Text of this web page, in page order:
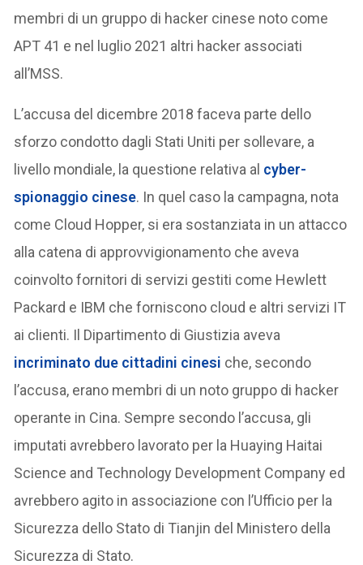
membri di un gruppo di hacker cinese noto come
APT 41 e nel luglio 2021 altri hacker associati
all’MSS.
L’accusa del dicembre 2018 faceva parte dello
sforzo condotto dagli Stati Uniti per sollevare, a
livello mondiale, la questione relativa al cyber-
spionaggio cinese. In quel caso la campagna, nota
come Cloud Hopper, si era sostanziata in un attacco
alla catena di approvvigionamento che aveva
coinvolto fornitori di servizi gestiti come Hewlett
Packard e IBM che forniscono cloud e altri servizi IT
ai clienti. Il Dipartimento di Giustizia aveva
incriminato due cittadini cinesi che, secondo
l’accusa, erano membri di un noto gruppo di hacker
operante in Cina. Sempre secondo l’accusa, gli
imputati avrebbero lavorato per la Huaying Haitai
Science and Technology Development Company ed
avrebbero agito in associazione con l’Ufficio per la
Sicurezza dello Stato di Tianjin del Ministero della
Sicurezza di Stato.